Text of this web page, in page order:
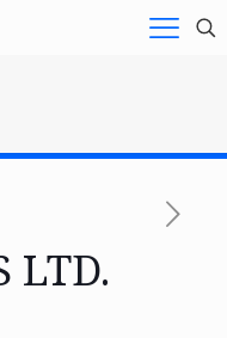
LTD.